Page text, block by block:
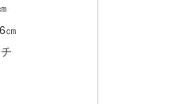
㎝